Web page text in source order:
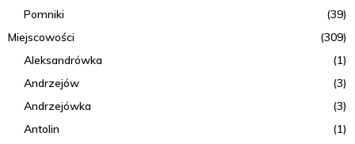
Pomniki
(39)
Miejscowości
(309)
Aleksandrówka
(1)
Andrzejów
(3)
Andrzejówka
(3)
Antolin
(1)